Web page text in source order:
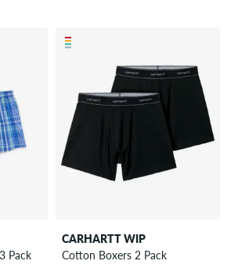
Pack
CARHARTT WIP
Cotton Boxers 2 Pack